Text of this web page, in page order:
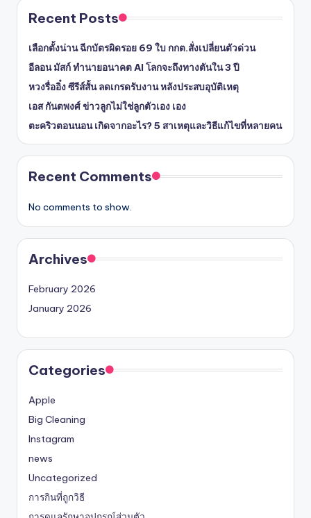
Recent Posts
เลือกตั้งน่าน ฉีกบัตรผิดรอย 69 ใบ กกต.สั่งเปลี่ยนตัวด่วน
อีลอน มัสก์ ทำนายอนาคต AI โลกจะถึงทางตันใน 3 ปี
หวงรื่ออิ๋ง ซีรีส์สั้น ลดเกรดรับงาน หลังประสบอุบัติเหตุ
เอส กันตพงศ์ ข่าวลูกไม่ใช่ลูกตัวเอง เอง
ตะคริวตอนนอน เกิดจากอะไร? 5 สาเหตุและวิธีแก้ไขที่หลายคน
Recent Comments
No comments to show.
Archives
February 2026
January 2026
Categories
Apple
Big Cleaning
Instagram
news
Uncategorized
การกินที่ถูกวิธี